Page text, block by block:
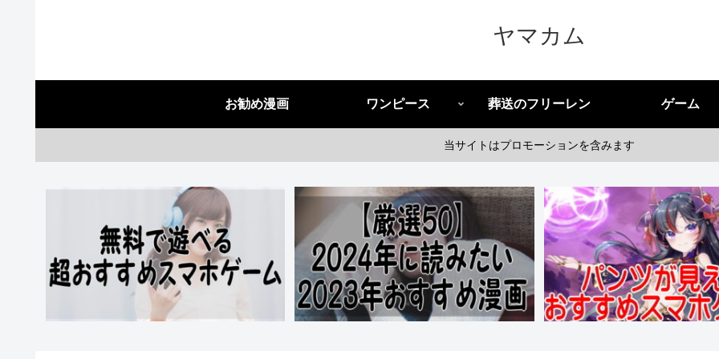
ヤマカム
お勧め漫画 ワンピース 葬送のフリーレン ゲーム
当サイトはプロモーションを含みます